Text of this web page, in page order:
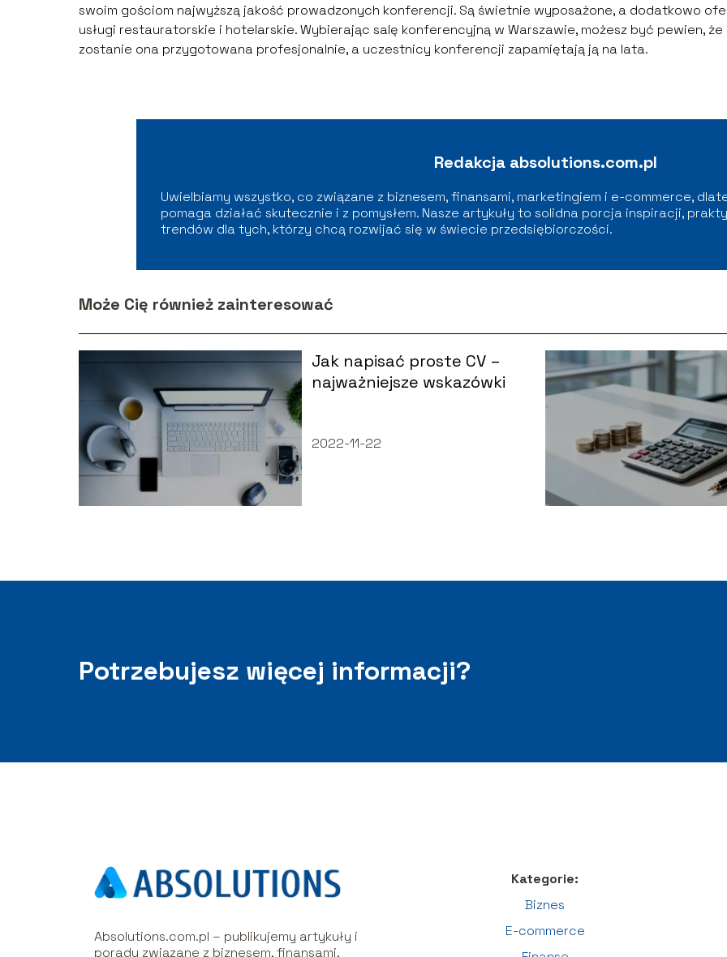
swoim gościom najwyższą jakość prowadzonych konferencji. Są świetnie wyposażone, a dodatkowo
usługi restauratorskie i hotelarskie. Wybierając salę konferencyjną w Warszawie, możesz być pewien, że
zostanie ona przygotowana profesjonalnie, a uczestnicy konferencji zapamiętają ją na lata.
Redakcja absolutions.com.pl
Uwielbiamy wszystko, co związane z biznesem, finansami, marketingiem i e-commerce,
pomaga działać skutecznie i z pomysłem. Nasze artykuły to solidna porcja inspiracji,
trendów dla tych, którzy chcą rozwijać się w świecie przedsiębiorczości.
Może Cię również zainteresować
Jak napisać proste CV –
najważniejsze wskazówki
2022-11-22
Potrzebujesz więcej informacji?
Absolutions.com.pl – publikujemy artykuły i
porady związane z biznesem, finansami,
Kategorie:
Biznes
E-commerce